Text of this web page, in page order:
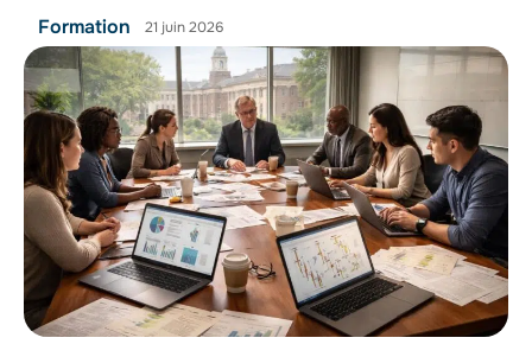
Formation 21 juin 2026